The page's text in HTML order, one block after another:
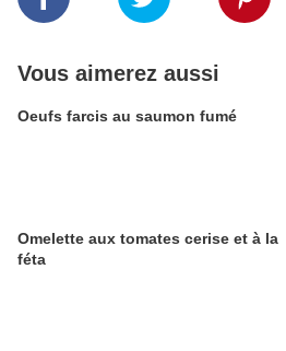
Vous aimerez aussi
Oeufs farcis au saumon fumé
Omelette aux tomates cerise et à la
féta